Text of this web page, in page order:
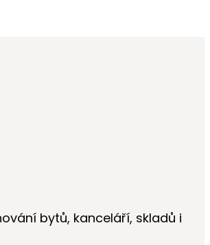
bytů, kanceláří, skladů i